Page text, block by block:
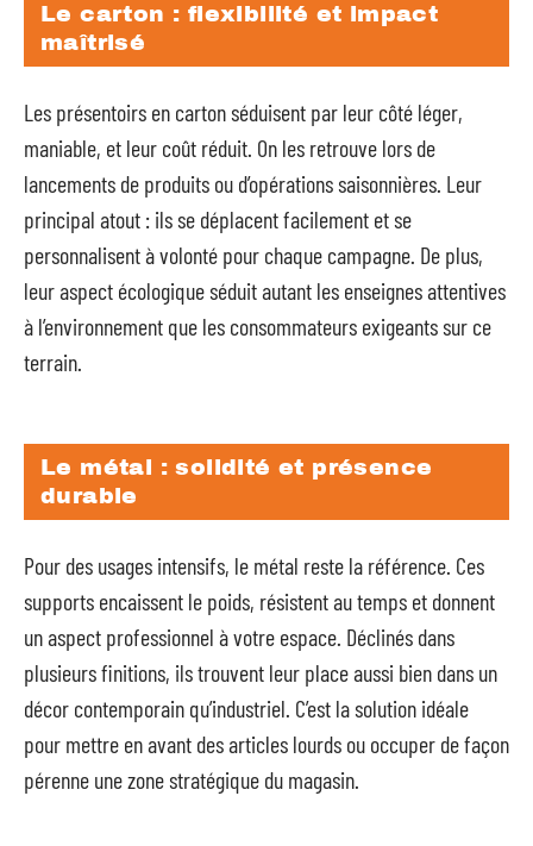
Le carton : flexibilité et impact
maîtrisé
Les présentoirs en carton séduisent par leur côté léger,
maniable, et leur coût réduit. On les retrouve lors de
lancements de produits ou d’opérations saisonnières. Leur
principal atout : ils se déplacent facilement et se
personnalisent à volonté pour chaque campagne. De plus,
leur aspect écologique séduit autant les enseignes attentives
à l’environnement que les consommateurs exigeants sur ce
terrain.
Le métal : solidité et présence
durable
Pour des usages intensifs, le métal reste la référence. Ces
supports encaissent le poids, résistent au temps et donnent
un aspect professionnel à votre espace. Déclinés dans
plusieurs finitions, ils trouvent leur place aussi bien dans un
décor contemporain qu’industriel. C’est la solution idéale
pour mettre en avant des articles lourds ou occuper de façon
pérenne une zone stratégique du magasin.